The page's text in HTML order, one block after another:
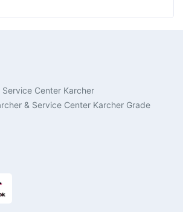
Center Karcher
& Service Center Karcher Grade